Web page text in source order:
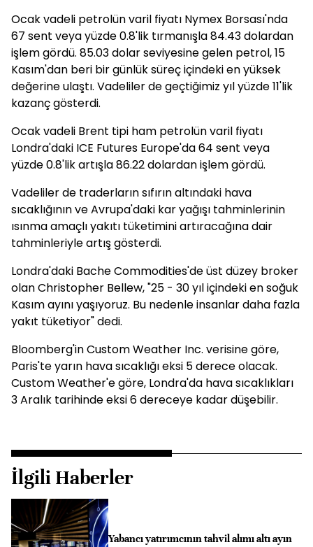
Ocak vadeli petrolün varil fiyatı Nymex Borsası'nda
67 sent veya yüzde 0.8'lik tırmanışla 84.43 dolardan
işlem gördü. 85.03 dolar seviyesine gelen petrol, 15
Kasım'dan beri bir günlük süreç içindeki en yüksek
değerine ulaştı. Vadeliler de geçtiğimiz yıl yüzde 11'lik
kazanç gösterdi.
Ocak vadeli Brent tipi ham petrolün varil fiyatı
Londra'daki ICE Futures Europe'da 64 sent veya
yüzde 0.8'lik artışla 86.22 dolardan işlem gördü.
Vadeliler de traderların sıfırın altındaki hava
sıcaklığının ve Avrupa'daki kar yağışı tahminlerinin
ısınma amaçlı yakıtı tüketimini artıracağına dair
tahminleriyle artış gösterdi.
Londra'daki Bache Commodities'de üst düzey broker
olan Christopher Bellew, "25 - 30 yıl içindeki en soğuk
Kasım ayını yaşıyoruz. Bu nedenle insanlar daha fazla
yakıt tüketiyor" dedi.
Bloomberg'in Custom Weather Inc. verisine göre,
Paris'te yarın hava sıcaklığı eksi 5 derece olacak.
Custom Weather'e göre, Londra'da hava sıcaklıkları
3 Aralık tarihinde eksi 6 dereceye kadar düşebilir.
İlgili Haberler
Yabancı yatırımcının tahvil alımı altı ayın